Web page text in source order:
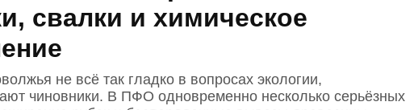
свалки и химическое
не всё так гладко в вопросах экологии,
чиновники. В ПФО одновременно несколько серьёзных